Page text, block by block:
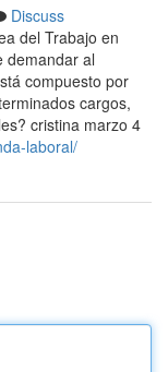
Discuss
del Trabajo en
demandar al
compuesto por
cargos,
cristina marzo 4
laboral/